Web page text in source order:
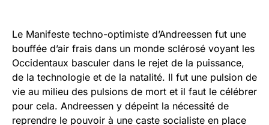
Le Manifeste techno-optimiste d’Andreessen fut une
bouffée d’air frais dans un monde sclérosé voyant les
Occidentaux basculer dans le rejet de la puissance,
de la technologie et de la natalité. Il fut une pulsion de
vie au milieu des pulsions de mort et il faut le célébrer
pour cela. Andreessen y dépeint la nécessité de
reprendre le pouvoir à une caste socialiste en place